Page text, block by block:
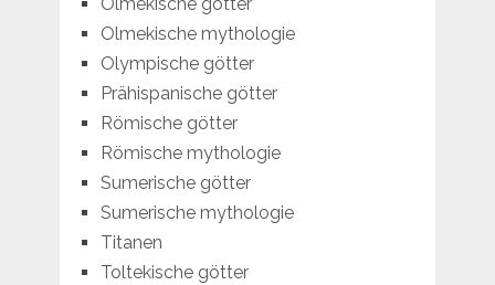
Olmekische mythologie
Olympische götter
Prähispanische götter
Römische götter
Römische mythologie
Sumerische götter
Sumerische mythologie
Titanen
Toltekische götter